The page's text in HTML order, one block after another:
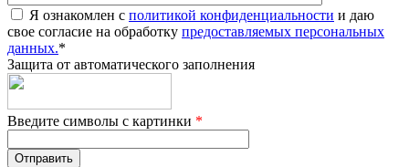
Я ознакомлен с политикой конфиденциальности и даю
свое согласие на обработку предоставляемых персональных
данных.*
Защита от автоматического заполнения
Введите символы с картинки *